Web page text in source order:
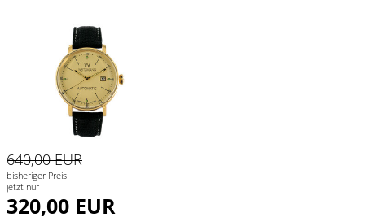
640,00 EUR
bisheriger Preis
jetzt nur
320,00 EUR